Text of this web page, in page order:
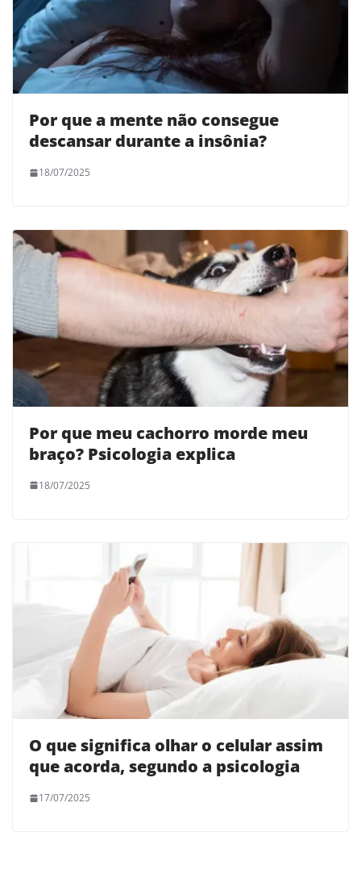
Por que a mente não consegue
descansar durante a insônia?
18/07/2025
Por que meu cachorro morde meu
braço? Psicologia explica
18/07/2025
O que significa olhar o celular assim
que acorda, segundo a psicologia
17/07/2025